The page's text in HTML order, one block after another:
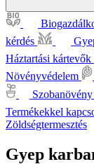
kérdés
Háztartási kártevők
Növényvédelem
Szobanövény
Termékekkel
Zöldségtermesztés
Gyep